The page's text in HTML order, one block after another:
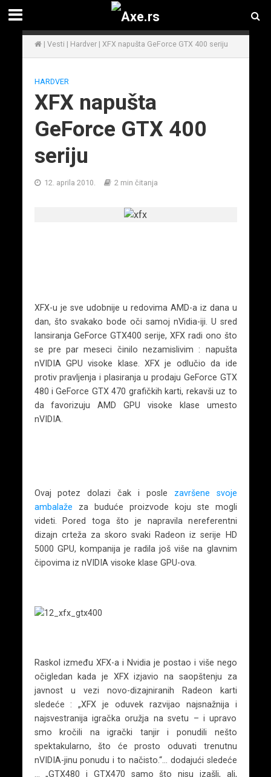
| Vesti | Hardver| XFX napušta GeForce GTX 400 seriju
HARDVER
XFX napušta
GeForce GTX 400
seriju
12. aprila 2010. 2 min čitanja
XFX-u je sve udobnije u redovima AMD-a iz dana u
dan, što svakako bode oči samoj nVidia-iji. U sred
lansiranja GeForce GTX400 serije, XFX radi ono što
se pre par meseci činilo nezamislivim : napušta
nVIDIA GPU visoke klase. XFX je odlučio da ide
protiv pravljenja i plasiranja u prodaju GeForce GTX
480 i GeForce GTX 470 grafičkih karti, rekavši uz to
da favorizuju AMD GPU visoke klase umesto
nVIDIA.
Ovaj potez dolazi čak i posle završene svoje
ambalaže za buduće proizvode koju ste mogli
videti. Pored toga što je napravila nereferentni
dizajn crteža za skoro svaki Radeon iz serije HD
5000 GPU, kompanija je radila još više na glavnim
čipovima iz nVIDIA visoke klase GPU-ova.
Raskol između XFX-a i Nvidia je postao i više nego
očigledan kada je XFX izjavio na saopštenju za
javnost u vezi novo-dizajniranih Radeon karti
sledeće : „XFX je oduvek razvijao najsnažnija i
najsvestranija igračka oružja na svetu – i upravo
smo kročili na igrački tanjir i ponudili nešto
spektakularno, što će prosto oduvati trenutnu
nVIDIA-jinu ponudu i to načisto.“… dodajući sledeće
… „GTX480 i GTX470 samo što nisu izašli, ali,